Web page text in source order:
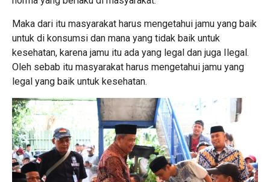
Maka dari itu masyarakat harus mengetahui jamu yang baik
untuk di konsumsi dan mana yang tidak baik untuk
kesehatan, karena jamu itu ada yang legal dan juga Ilegal.
Oleh sebab itu masyarakat harus mengetahui jamu yang
legal yang baik untuk kesehatan.